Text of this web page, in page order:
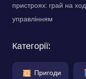
пристроях: грай на
управлінням
Категорії:
Пригоди